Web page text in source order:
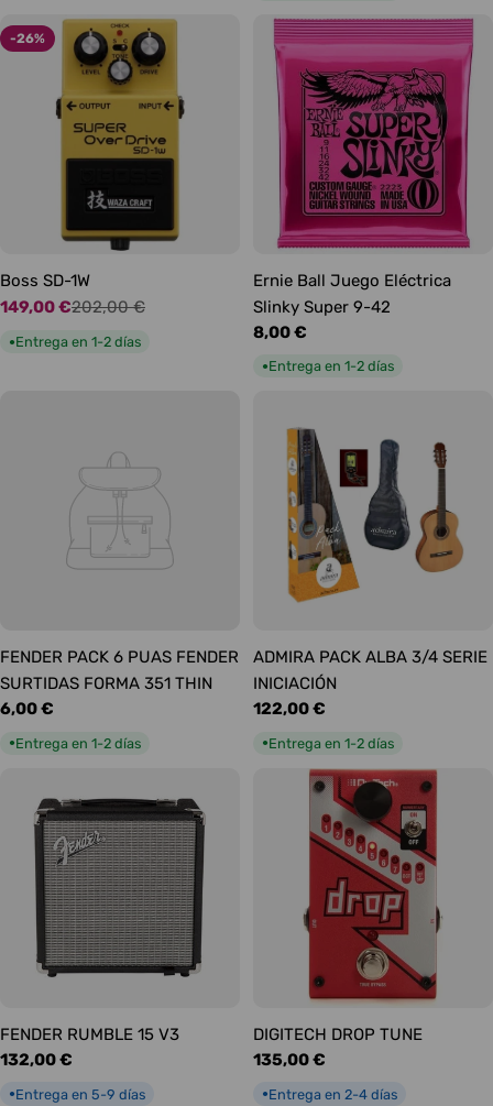
-26%
Boss SD-1W
Precio
de
149,00 €
Precio
habitual
202,00 €
●Entrega en 1-2 días
Ernie Ball Juego Eléctrica
Slinky Super 9-42
Precio
habitual
8,00 €
●Entrega en 1-2 días
FENDER PACK 6 PUAS FENDER
SURTIDAS FORMA 351 THIN
Precio
6,00 €
●Entrega en 1-2 días
ADMIRA PACK ALBA 3/4 SERIE
INICIACIÓN
Precio
122,00 €
●Entrega en 1-2 días
FENDER RUMBLE 15 V3
Precio
132,00 €
●Entrega en 5-9 días
DIGITECH DROP TUNE
Precio
135,00 €
●Entrega en 2-4 días